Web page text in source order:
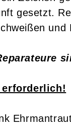
gesetzt.
und
erforderlich!